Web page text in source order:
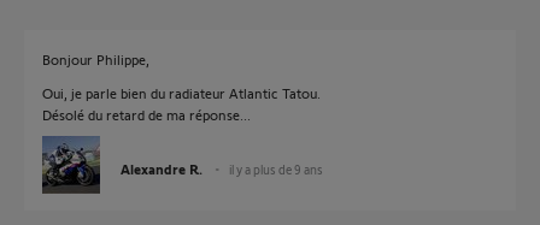
Bonjour Philippe,
Oui, je parle bien du radiateur Atlantic Tatou.
Désolé du retard de ma réponse...
Alexandre R. il y a plus de 9 ans